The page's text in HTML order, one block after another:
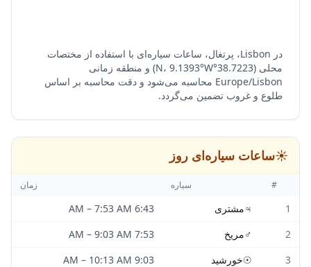
در Lisbon، پرتغال، ساعات سیاره‌ای با استفاده از مختصات
محلی (38.7223°N، 9.1393°W) و منطقه زمانی
Europe/Lisbon محاسبه می‌شود و دقت محاسبه بر اساس
طلوع و غروب تضمین می‌گردد.
☀️ساعات سیاره‌ای روز
# سیاره زمان
1
♃مشتری 6:43 AM
– 7:53 AM
2
♂مریخ 7:53 AM
– 9:03 AM
3
☉خورشید 9:03 AM
– 10:13 AM